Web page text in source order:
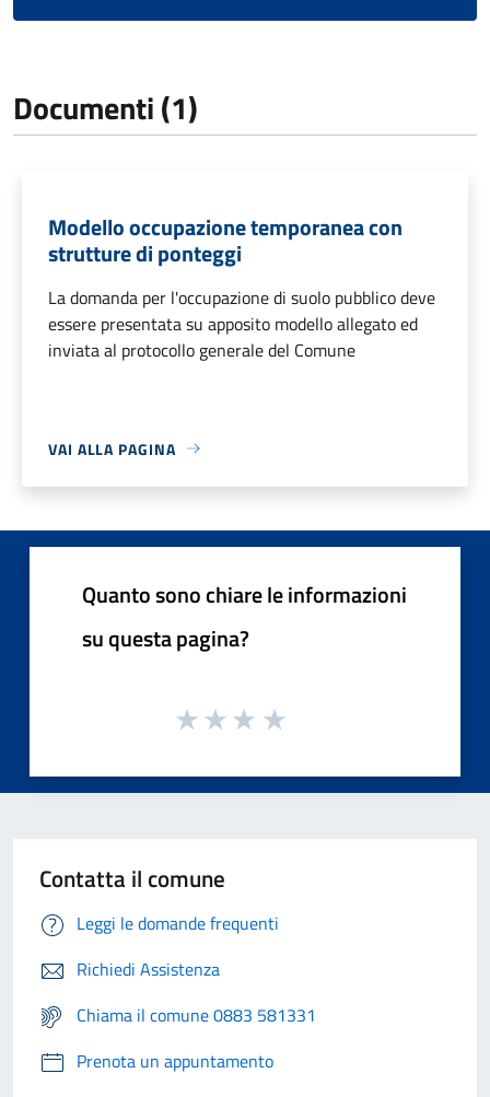
Documenti (1)
Modello occupazione temporanea con
strutture di ponteggi
La domanda per l'occupazione di suolo pubblico deve
essere presentata su apposito modello allegato ed
inviata al protocollo generale del Comune
VAI ALLA PAGINA
Quanto sono chiare le informazioni
su questa pagina?
Contatta il comune
Leggi le domande frequenti
Richiedi Assistenza
Chiama il comune 0883 581331
Prenota un appuntamento